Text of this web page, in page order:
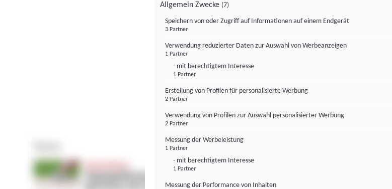
Allgemein Zwecke (7)
Speichern von oder Zugriff auf Informationen auf einem Endgerät
3 Partner
Verwendung reduzierter Daten zur Auswahl von Werbeanzeigen
1 Partner
- mit berechtigtem Interesse
1 Partner
Erstellung von Profilen für personalisierte Werbung
2 Partner
Verwendung von Profilen zur Auswahl personalisierter Werbung
2 Partner
Messung der Werbeleistung
1 Partner
- mit berechtigtem Interesse
1 Partner
Messung der Performance von Inhalten